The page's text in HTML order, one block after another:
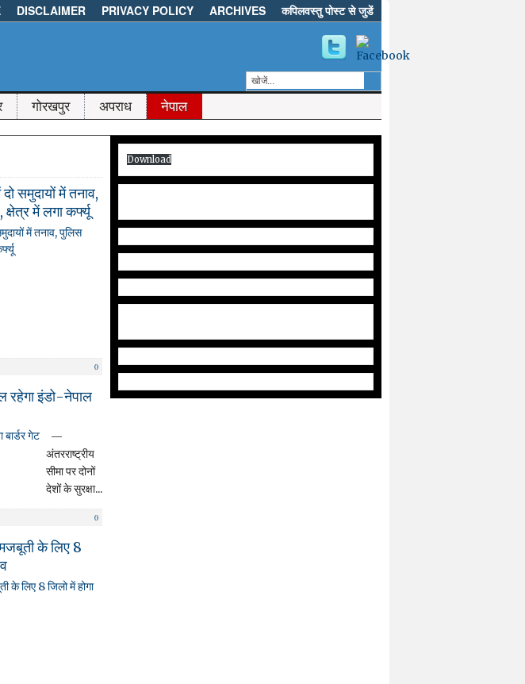
DISCLAIMER PRIVACY POLICY ARCHIVES कपिलवस्तु पोस्ट से जुडें
गोरखपुर अपराध नेपाल
समुदायों में तनाव,
में लगा कर्फ्यू
गुप्ता
कपिलवस्तु/
पड़ोसी
नेपाल...
0
रहेगा इंडो-नेपाल
—
अंतरराष्ट्रीय
सीमा पर दोनों
देशों के सुरक्षा...
0
के लिए 8
Download